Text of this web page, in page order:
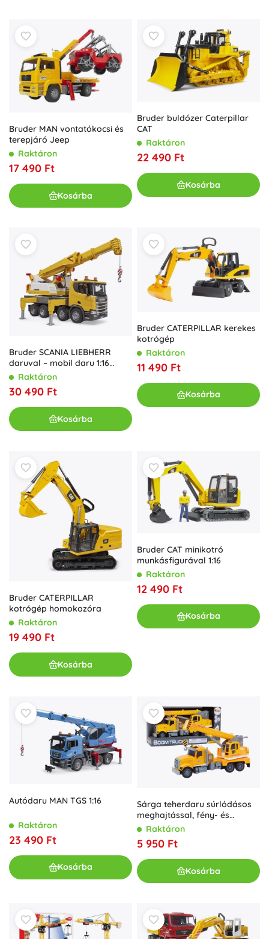
Bruder MAN vontatókocsi és
terepjáró Jeep
Raktáron
17 490 Ft
Kosárba
Bruder buldózer Caterpillar
CAT
Raktáron
22 490 Ft
Kosárba
Bruder SCANIA LIEBHERR
daruval – mobil daru 1:16
fénnyel és hangokkal
Raktáron
30 490 Ft
Kosárba
Bruder CATERPILLAR kerekes
kotrógép
Raktáron
11 490 Ft
Kosárba
Bruder CATERPILLAR
kotrógép homokozóra
Raktáron
19 490 Ft
Kosárba
Bruder CAT minikotró
munkásfigurával 1:16
Raktáron
12 490 Ft
Kosárba
Autódaru MAN TGS 1:16
Raktáron
23 490 Ft
Kosárba
Sárga teherdaru súrlódásos
meghajtással, fény- és
hangeffektekkel
Raktáron
5 950 Ft
Kosárba